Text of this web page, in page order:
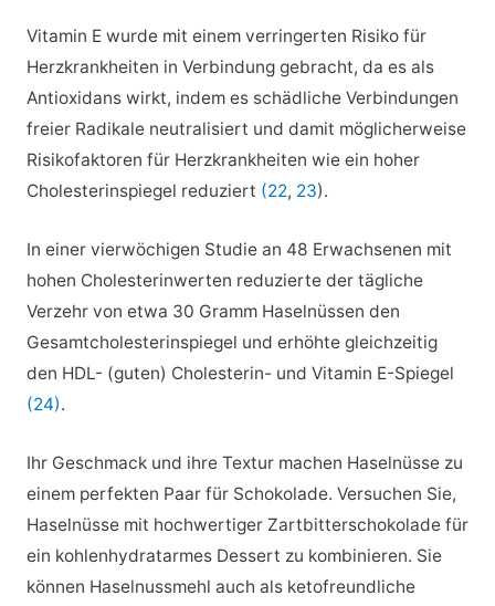
Vitamin E wurde mit einem verringerten Risiko für
Herzkrankheiten in Verbindung gebracht, da es als
Antioxidans wirkt, indem es schädliche Verbindungen
freier Radikale neutralisiert und damit möglicherweise
Risikofaktoren für Herzkrankheiten wie ein hoher
Cholesterinspiegel reduziert (22, 23).
In einer vierwöchigen Studie an 48 Erwachsenen mit
hohen Cholesterinwerten reduzierte der tägliche
Verzehr von etwa 30 Gramm Haselnüssen den
Gesamtcholesterinspiegel und erhöhte gleichzeitig
den HDL- (guten) Cholesterin- und Vitamin E-Spiegel
(24).
Ihr Geschmack und ihre Textur machen Haselnüsse zu
einem perfekten Paar für Schokolade. Versuchen Sie,
Haselnüsse mit hochwertiger Zartbitterschokolade für
ein kohlenhydratarmes Dessert zu kombinieren. Sie
können Haselnussmehl auch als ketofreundliche